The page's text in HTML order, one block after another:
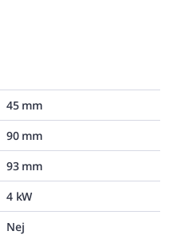
45 mm
90 mm
93 mm
4 kW
Nej